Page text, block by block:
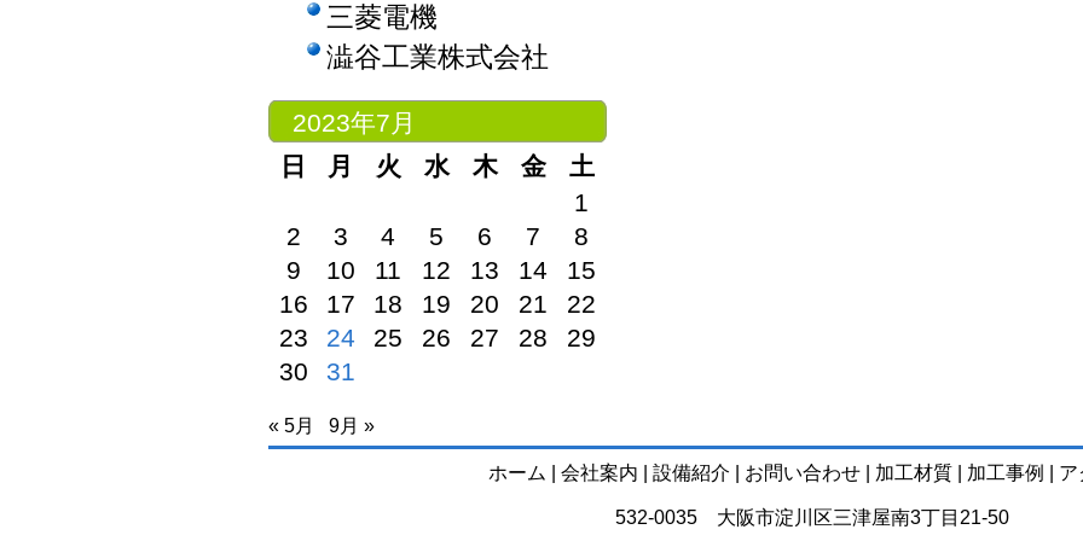
三菱電機
澁谷工業株式会社
2023年7月
日
月 火 水 木 金
土
1
2
3 4 5 6 7
8
9
10 11 12 13 14
15
16
17 18 19 20 21
22
23
24 25 26 27 28
29
30
31
« 5月 9月 »
ホーム 会社案内 設備紹介 お問い合わせ 加工材質 加工事例 ア
532-0035 大阪市淀川区三津屋南3丁目21-50